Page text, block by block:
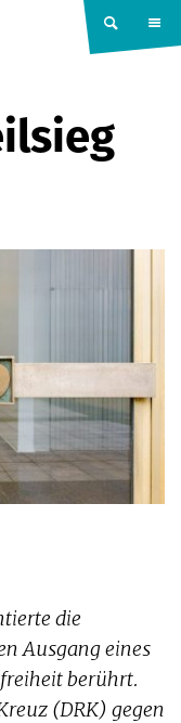
die
Ausgang eines
berührt.
(DRK) gegen